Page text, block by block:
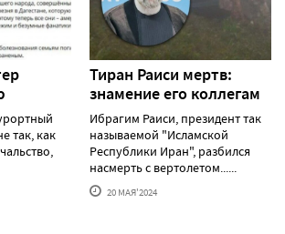
так, как
Тиран Раиси мертв:
знамение его коллегам
Ибрагим Раиси, президент так
называемой "Исламской
Республики Иран", разбился
насмерть с вертолетом......
20 МАЯ'2024